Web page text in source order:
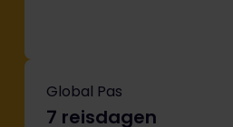
Global Pas
7 reisdagen